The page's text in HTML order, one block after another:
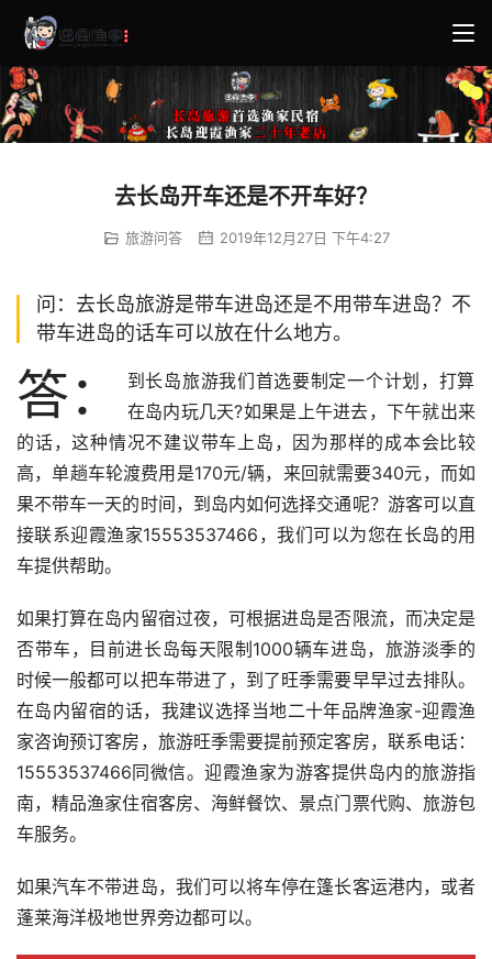
去长岛开车还是不开车好？
旅游问答 2019年12月27日 下午4:27
问：去长岛旅游是带车进岛还是不用带车进岛？不
带车进岛的话车可以放在什么地方。
答：
到长岛旅游我们首选要制定一个计划，打算
在岛内玩几天?如果是上午进去，下午就出来
的话，这种情况不建议带车上岛，因为那样的成本会比较
高，单趟车轮渡费用是170元/辆，来回就需要340元，而如
果不带车一天的时间，到岛内如何选择交通呢？游客可以直
接联系迎霞渔家15553537466，我们可以为您在长岛的用
车提供帮助。
如果打算在岛内留宿过夜，可根据进岛是否限流，而决定是
否带车，目前进长岛每天限制1000辆车进岛，旅游淡季的
时候一般都可以把车带进了，到了旺季需要早早过去排队。
在岛内留宿的话，我建议选择当地二十年品牌渔家-迎霞渔
家咨询预订客房，旅游旺季需要提前预定客房，联系电话：
15553537466同微信。迎霞渔家为游客提供岛内的旅游指
南，精品渔家住宿客房、海鲜餐饮、景点门票代购、旅游包
车服务。
如果汽车不带进岛，我们可以将车停在篷长客运港内，或者
蓬莱海洋极地世界旁边都可以。